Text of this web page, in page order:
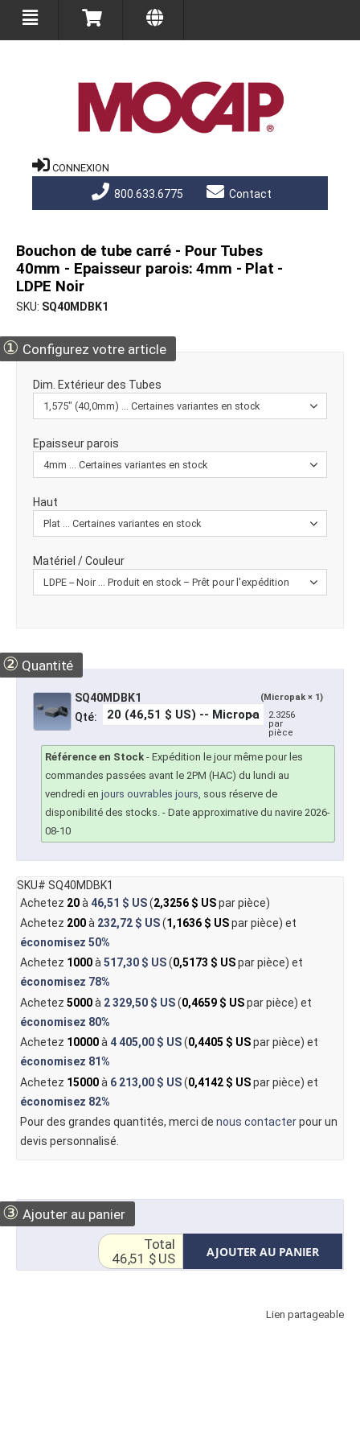
CONNEXION
800.633.6775 Contact
Bouchon de tube carré - Pour Tubes
40mm - Epaisseur parois: 4mm - Plat -
LDPE Noir
SKU SQ40MDBK1
① Configurez votre article
Dim. Extérieur des Tubes
Epaisseur parois
Haut
Matériel / Couleur
② Quantité
SQ40MDBK1 (Micropak × 1)
Qté:
2.3256
par
pièce
Référence en Stock - Expédition le jour même pour les
commandes passées avant le 2PM (HAC) du lundi au
vendredi en jours ouvrables jours, sous réserve de
disponibilité des stocks. - Date approximative du navire 2026-
08-10
SKU# SQ40MDBK1
Achetez 20à 46,51 $ US(2,3256 $ USpar pièce)
Achetez 200à 232,72 $ US(1,1636 $ USpar pièce) et
économisez 50%
Achetez 1000à517,30 $ US(0,5173 $ USpar pièce) et
économisez 78%
Achetez 5000à 2 329,50 $ US(0,4659 $ USpar pièce) et
économisez 80%
Achetez 10000à4 405,00 $ US(0,4405 $ USpar pièce) et
économisez 81%
Achetez 15000à 6 213,00 $ US(0,4142 $ USpar pièce) et
économisez 82%
Pour des grandes quantités, merci de nous contacterpour un
devis personnalisé.
③ Ajouter au panier
AJOUTER AU PANIER
Total
46,51 $ US
Lien partageable